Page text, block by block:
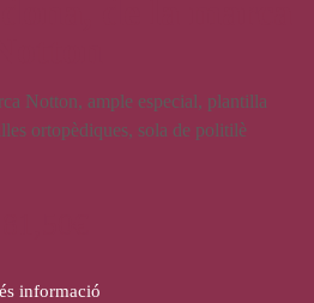
Notton, ample especial, plantilla
ortopèdiques, sola de politilè
informació